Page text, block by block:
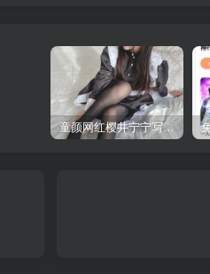
童颜网红樱井宁宁写真集套图